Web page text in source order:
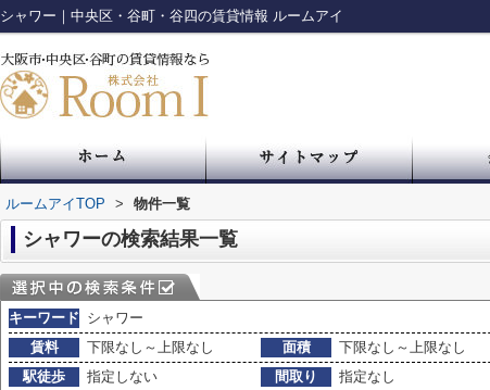
シャワー｜中央区・谷町・谷四の賃貸情報 ルームアイ
ルームアイTOP > 物件一覧
シャワーの検索結果一覧
キーワード シャワー
賃料
下限なし～上限なし 面積 下限なし～上限なし
駅徒歩
指定しない 間取り
指定なし